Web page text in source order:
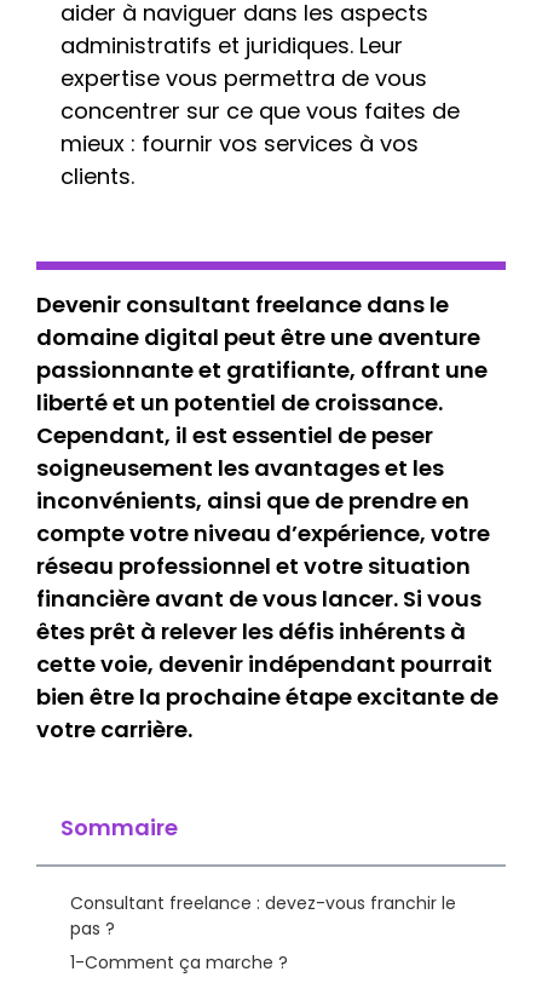
aider à naviguer dans les aspects
administratifs et juridiques. Leur
expertise vous permettra de vous
concentrer sur ce que vous faites de
mieux : fournir vos services à vos
clients.
Devenir consultant freelance dans le
domaine digital peut être une aventure
passionnante et gratifiante, offrant une
liberté et un potentiel de croissance.
Cependant, il est essentiel de peser
soigneusement les avantages et les
inconvénients, ainsi que de prendre en
compte votre niveau d’expérience, votre
réseau professionnel et votre situation
financière avant de vous lancer. Si vous
êtes prêt à relever les défis inhérents à
cette voie, devenir indépendant pourrait
bien être la prochaine étape excitante de
votre carrière.
Sommaire
Consultant freelance : devez-vous franchir le
pas ?
1-Comment ça marche ?